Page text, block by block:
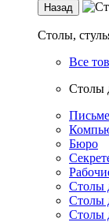
Назад
Столы,
Все
Столы
Бюро
Столы
Столы
Столы